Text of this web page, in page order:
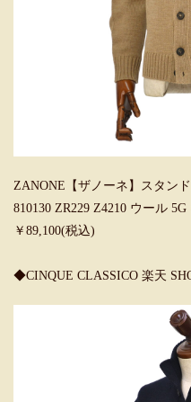
ZANONE【ザノーネ】スタン
810130 ZR229 Z4210 ウール
￥89,100(税込)
◆CINQUE CLASSICO 楽天